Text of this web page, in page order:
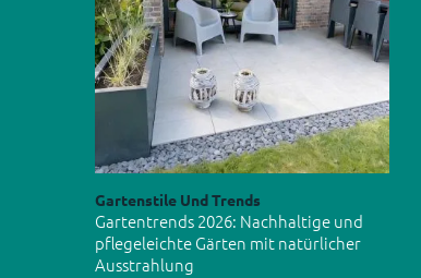
Gartenstile Und Trends
Gartentrends 2026: Nachhaltige und
pflegeleichte Gärten mit natürlicher
Ausstrahlung